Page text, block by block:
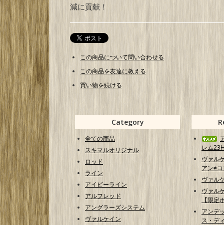
減に貢献！
この商品について問い合わせる
この商品を友達に教える
買い物を続ける
Category
全ての商品
スキマルオリジナル
ロッド
ライン
アイビーライン
アルフレッド
アングラーズシステム
ヴァルケイン
レム
ヴァル
アン≠
ヴァル
ヴァル
【限定
アンデ
ス・デ